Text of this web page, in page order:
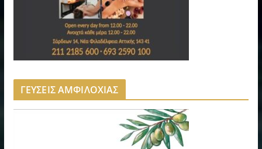
ΓΕΥΣΕΙΣ ΑΜΦΙΛΟΧΙΑΣ